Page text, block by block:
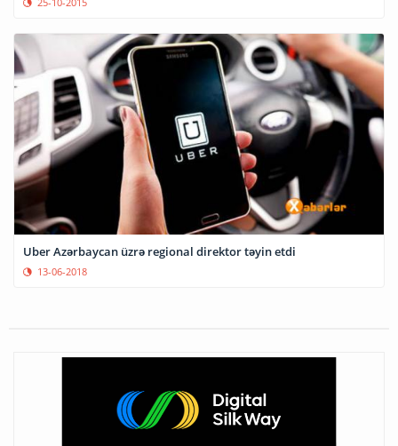
Uber Azərbaycan üzrə regional direktor təyin etdi
13-06-2018